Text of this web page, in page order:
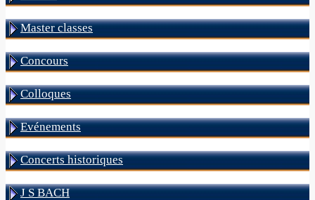
Master classes
Concours
Colloques
Evénements
Concerts historiques
J S BACH